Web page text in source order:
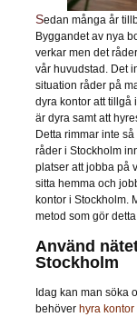
Sedan många år tillbaka så råder bostadsbrist i Stockholm.
Byggandet av nya
verkar men det
vår huvudstad. Det
situation råder på
dyra kontor att tillgå
är dyra samt att
Detta rimmar inte
råder i Stockholm
platser att jobba på
sitta hemma och
kontor i Stockholm.
metod som gör
Använd
Stockholm
Idag kan man söka
behöver hyra